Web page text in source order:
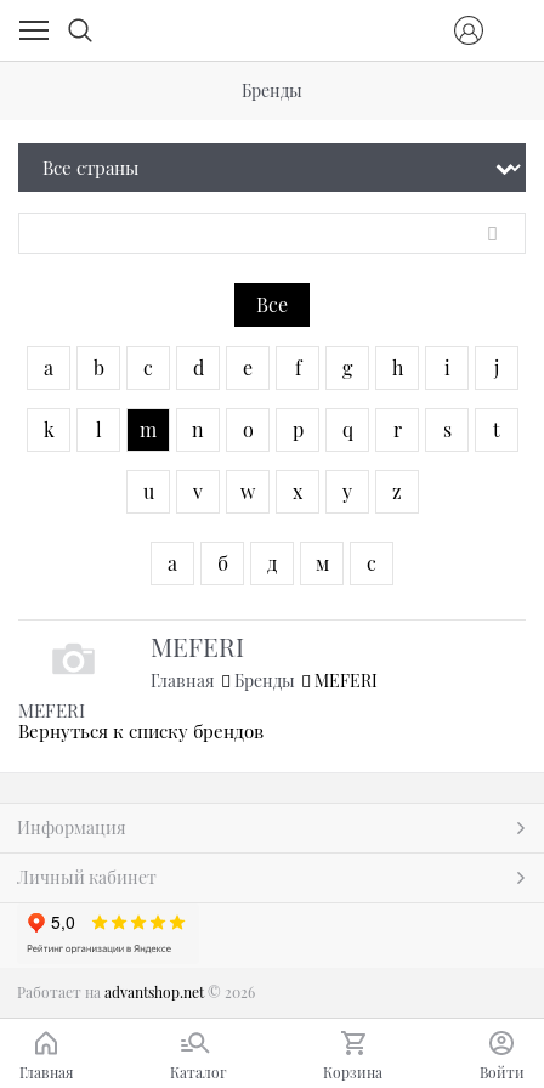
Бренды
Все
a b c d e f g h i j
k l m n o p q r s t
u v w x y z
а б д м с
MEFERI
Главная Бренды MEFERI
MEFERI
Вернуться к списку брендов
Информация
Личный кабинет
Работает на advantshop.net© 2026
Главная Каталог Корзина Войти